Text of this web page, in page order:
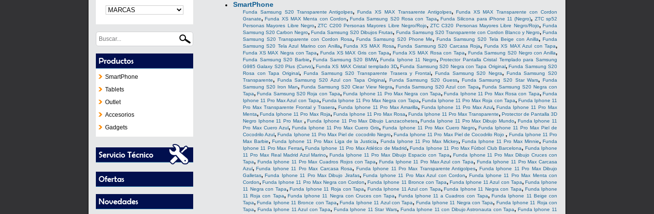
SmartPhone
Tablets
Outlet
Accesorios
Gadgets
SmartPhone
Funda Samsung S20 Transparente Antigolpes,Funda XS MAX Transarente Antigolpes, Funda XS MAX Transparente con Cordon
Granate,Funda XS MAX Menta con Cordon,Funda Samsung S20 Rosa con Tapa, Funda Silicona para iPhone 11 (Negro), ZTC sp52
Personas Mayores Libre Negro,ZTC C200 Personas Mayores Libre Negro/Rojo,ZTC C320 Personas Mayores Libre Negro/Rojo, Funda
Samsung S20 Carbon Negro,Funda Samsung S20 Dibujos Frutas, Funda Samsung S20 Transparente con Cordon Blanco y Negro,Funda
Samsung S20 Transparente con Cordon Rosa, Funda Samsung S20 Phone Me,Funda Samsung S20 Tela Beige con Anilla,Funda
Samsung S20 Tela Azul Marino con Anilla,Funda XS MAX Rosa,Funda Samsung S20 Carcasa Roja, Funda XS MAX Azul con Tapa,
Funda XS MAX Negra con Tapa, Funda XS MAX Gris con Tapa, Funda XS MAX Rosa con Tapa, Funda Samsung S20 Negro con Anilla,
Funda Samsung S20 Barbie,Funda Samsung S20 BMW,Funda Iphone 11 Negro,Protector Pantalla Cristal Templado para Samsung
G985 Galaxy S20 Plus (Curvo),Funda XS MAX Cristal templado 3D,Funda Samsung S20 Negra con Tapa Original,Funda Samsung S20
Rosa con Tapa Original, Funda Samsung S20 Transparente Trasera y Frontal, Funda Samsung S20 Negra, Funda Samsung S20
Transparente, Funda Samsung S20 Azul con Tapa Original, Funda Samsung S20 Guess, Funda Samsung S20 Star Wars,Funda
Samsung S20 Iron Man, Funda Samsung S20 Clear View Negra, Funda Samsung S20 Azul con Tapa,Funda Samsung S20 Negra con
Tapa,Funda Samsung S20 Roja con Tapa,Funda Iphone 11 Pro Max Negra con Tapa,Funda Iphone 11 Pro Max Rosa con Tapa,Funda
Iphone 11 Pro Max Azul con Tapa, Funda Iphone 11 Pro Max Negra con Tapa, Funda Iphone 11 Pro Max Roja con Tapa, Funda Iphone 11
Pro Max Transparente Frontal y Trasera, Funda Iphone 11 Pro Max Amarilla, Funda Iphone 11 Pro Max Azul,Funda Iphone 11 Pro Max
Menta, Funda Iphone 11 Pro Max Roja, Funda Iphone 11 Pro Max Rosa, Funda Iphone 11 Pro Max Transparente, Protector de Pantalla 3D
Negro Iphone 11 Pro Max ,Funda Iphone 11 Pro Max Dibujo Lanzacohetes,Funda Iphone 11 Pro Max Dibujo Mundo, Funda Iphone 11
Pro Max Cuero Azul,Funda Iphone 11 Pro Max Cuero Gris,Funda Iphone 11 Pro Max Cuero Negro, Funda Iphone 11 Pro Max Piel de
Cocodrilo Azul,Funda Iphone 11 Pro Max Piel de cocodrilo Negro, Funda Iphone 11 Pro Max Piel de Cocodrilo Rojo, Funda Iphone 11 Pro
Max Barbie,Funda Iphone 11 Pro Max Liga de la Justicia, Funda Iphone 11 Pro Max Mickey, Funda Iphone 11 Pro Max Minnie,Funda
Iphone 11 Pro Max Ferrari,Funda Iphone 11 Pro Max Atlético de Madrid,Funda Iphone 11 Pro Max Fútbol Club Barcelona, Funda Iphone
11 Pro Max Real Madrid Azul Marino,Funda Iphone 11 Pro Max Dibujo Espacio con Tapa, Funda Iphone 11 Pro Max Dibujo Cruces con
Tapa, Funda Iphone 11 Pro Max Cuadros Rojos con Tapa, Funda Iphone 11 Pro Max Azul con Tapa, Funda Iphone 11 Pro Max Carcasa
Azul,Funda Iphone 11 Pro Max Carcasa Rosa, Funda Iphone 11 Pro Max Transparente Antigolpes, Funda Iphone 11 Pro Max Dibujo
Galletas,Funda Iphone 11 Pro Max Dibujo Jirafas,Funda Iphone 11 Pro Max Azul con Cordon, Funda Iphone 11 Pro Max Menta con
Cordon,Funda Iphone 11 Pro Max Negra con Cordon,Funda Iphone 11 Bronce con Tapa,Funda Iphone 11 Azul con Tapa, Funda Iphone
11 Negra con Tapa,Funda Iphone 11 Roja con Tapa, Funda Iphone 11 Azul con Tapa,Funda Iphone 11 Negra con Tapa, Funda Iphone
11 Roja con Tapa, Funda Iphone 11 Negra con Cruces con Tapa, Funda Iphone 11 a Cuadros con Tapa,Funda Iphone 11 Beige con
Tapa,Funda Iphone 11 Bronce con Tapa,Funda Iphone 11 Azul con Tapa, Funda Iphone 11 Negra con Tapa, Funda Iphone 11 Roja con
Tapa, Funda Iphone 11 Azul con Tapa, Funda Iphone 11 Star Wars, Funda Iphone 11 con Dibujo Astronauta con Tapa, Funda Iphone 11